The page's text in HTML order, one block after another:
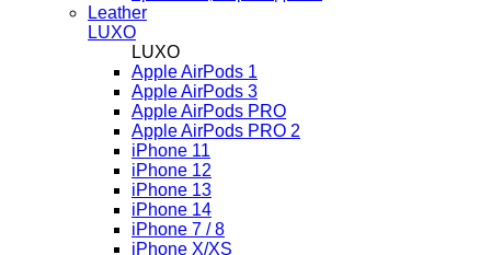
Leather
LUXO
LUXO
Apple AirPods 1
Apple AirPods 3
Apple AirPods PRO
Apple AirPods PRO 2
iPhone 11
iPhone 12
iPhone 13
iPhone 14
iPhone 7 / 8
iPhone X/XS